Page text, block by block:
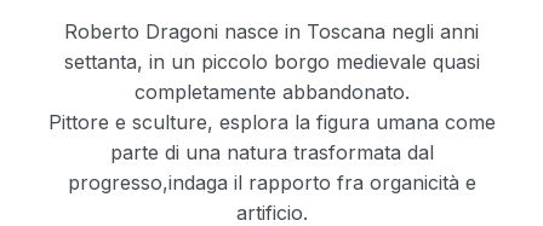
Roberto Dragoni nasce in Toscana negli anni
settanta, in un piccolo borgo medievale quasi
completamente abbandonato.
Pittore e sculture, esplora la figura umana come
parte di una natura trasformata dal
progresso,indaga il rapporto fra organicità e
artificio.